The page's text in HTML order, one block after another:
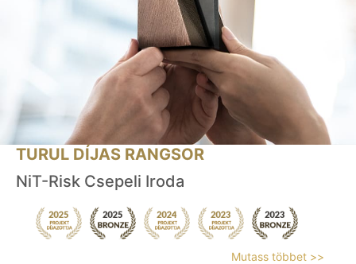
TURUL DÍJAS RANGSOR
NiT-Risk Csepeli Iroda
Mutass többet >>